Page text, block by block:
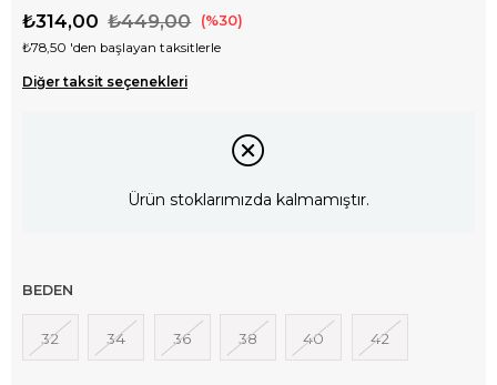
₺449,00
₺314,00 30
₺78,50 'den başlayan taksitlerle
Diğer taksit seçenekleri
Ürün stoklarımızda kalmamıştır.
BEDEN
32 34 36 38 40 42